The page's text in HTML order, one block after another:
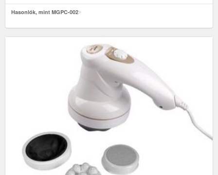
Hasonlók, mint MGPC-002